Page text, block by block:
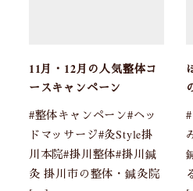
11月・12月の人気整体コ
ースキャンペーン
#整体キャンペーン#ヘッ
ドマッサージ#灸Style掛
川本院#掛川整体#掛川鍼
灸 掛川市の整体・鍼灸院